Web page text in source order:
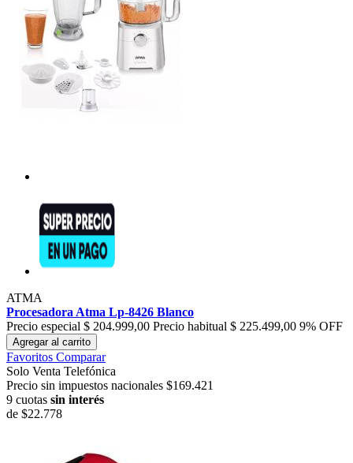
ATMA
Procesadora Atma Lp-8426 Blanco
Precio especial $ 204.999,00 Precio habitual $ 225.499,00 9% OFF
Agregar al carrito
Favoritos Comparar
Solo Venta Telefónica
Precio sin impuestos nacionales $169.421
9 cuotas sin interés
de $22.778